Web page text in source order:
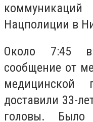
Нацполиции в
Около 7:45 в
сообщение от
доставили 33-
головы. Было